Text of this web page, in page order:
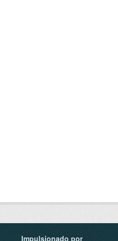
Impulsionado por